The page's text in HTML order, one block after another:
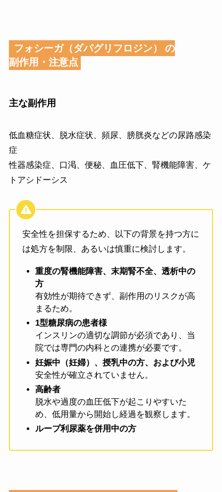
フォシーガ（ダパグリフロジン）
の
副作用・注意点
主な副作用
低血糖症状、脱水症状、頻尿、膀胱炎などの尿路感染
症
性器感染症、口渇、便秘、血圧低下、腎機能障害、ケ
トアシドーシス
安全性を担保するため、以下の背景を持つ方に
は処方を制限、あるいは慎重に検討します。
重度の腎機能障害、末期腎不全、透析中の
方
有効性が期待できず、副作用のリスクが高
まるため。
1型糖尿病の患者様
インスリンの適切な調節が必須であり、当
院では専門の内科との連携が必要です。
妊娠中（妊婦）、授乳中の方、および小児
安全性が確立されていません。
高齢者
脱水や過度の血圧低下が起こりやすいた
め、低用量から開始し経過を観察します。
ループ利尿薬を併用中の方